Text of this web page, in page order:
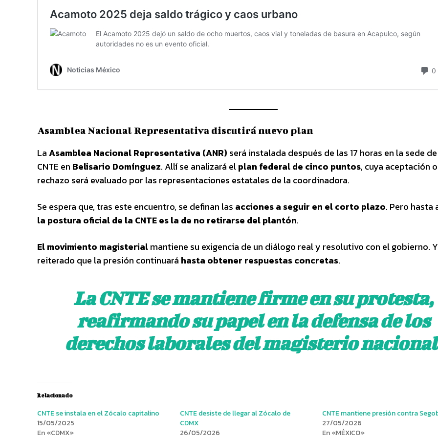
Asamblea Nacional Representativa discutirá nuevo plan
LaAsamblea Nacional Representativa (ANR) será instalada después de las 17 horas en la sede
CNTE en Belisario Domínguez. Allí se analizará elplan federal de cinco puntos, cuya aceptación o
rechazo será evaluado por las representaciones estatales de la coordinadora.
Se espera que, tras este encuentro, se definan las acciones a seguir en el corto plazo. Pero hasta
la postura oficial de la CNTE es la de no retirarse del plantón.
El movimiento magisterialmantiene su exigencia de un diálogo real y resolutivo con el gobierno.
reiterado que la presión continuará hasta obtener respuestas concretas.
La CNTE se mantiene firme en su protesta,
reafirmando su papel en la defensa de los
derechos laborales del magisterio
Relacionado
CNTE se instala en el Zócalo capitalino
15/05/2025
En «CDMX»
CNTE desiste de llegar al Zócalo de
CDMX
26/05/2026
CNTE mantiene presión contra
27/05/2026
En «MÉXICO»